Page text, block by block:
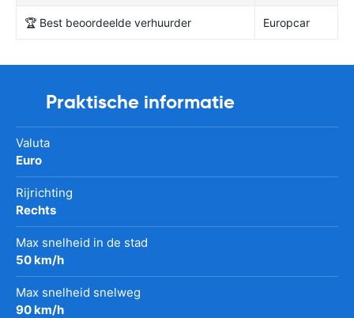
🏆 Best beoordeelde verhuurder Europcar
Praktische informatie
Valuta
Euro
Rijrichting
Rechts
Max snelheid in de stad
50 km/h
Max snelheid snelweg
90 km/h